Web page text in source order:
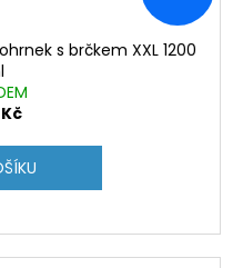
s brčkem XXL 1200